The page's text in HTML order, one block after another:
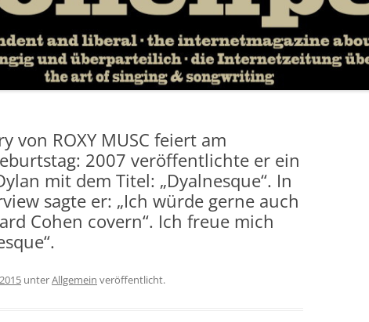
von ROXY MUSC feiert am
2007 veröffentlichte er ein
mit dem Titel: „Dyalnesque“. In
sagte er: „Ich würde gerne auch
Cohen covern“. Ich freue mich
unterAllgemein veröffentlicht.